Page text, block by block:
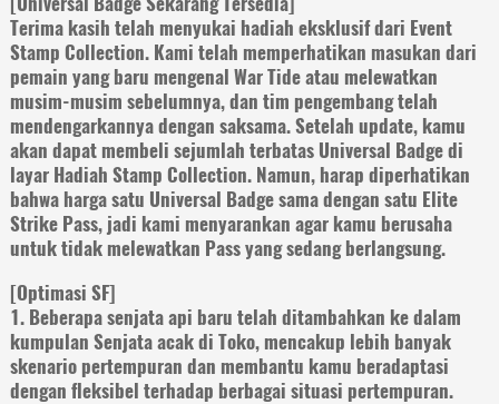
Terima kasih telah menyukai hadiah eksklusif dari Event
Stamp Collection. Kami telah memperhatikan masukan dari
pemain yang baru mengenal War Tide atau melewatkan
musim-musim sebelumnya, dan tim pengembang telah
mendengarkannya dengan saksama. Setelah update, kamu
akan dapat membeli sejumlah terbatas Universal Badge di
layar Hadiah Stamp Collection. Namun, harap diperhatikan
bahwa harga satu Universal Badge sama dengan satu Elite
Strike Pass, jadi kami menyarankan agar kamu berusaha
untuk tidak melewatkan Pass yang sedang berlangsung.
[Optimasi SF]
1. Beberapa senjata api baru telah ditambahkan ke dalam
kumpulan Senjata acak di Toko, mencakup lebih banyak
skenario pertempuran dan membantu kamu beradaptasi
dengan fleksibel terhadap berbagai situasi pertempuran.